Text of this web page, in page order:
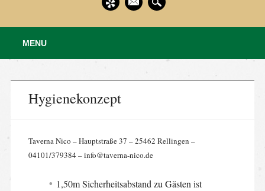
Main menu
content
MENU
Hygienekonzept
Taverna Nico – Hauptstraße 37 – 25462 Rellingen –
04101/379384 – info@taverna-nico.de
1,50m Sicherheitsabstand zu Gästen ist